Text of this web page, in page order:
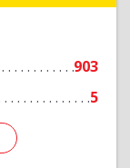
903
5